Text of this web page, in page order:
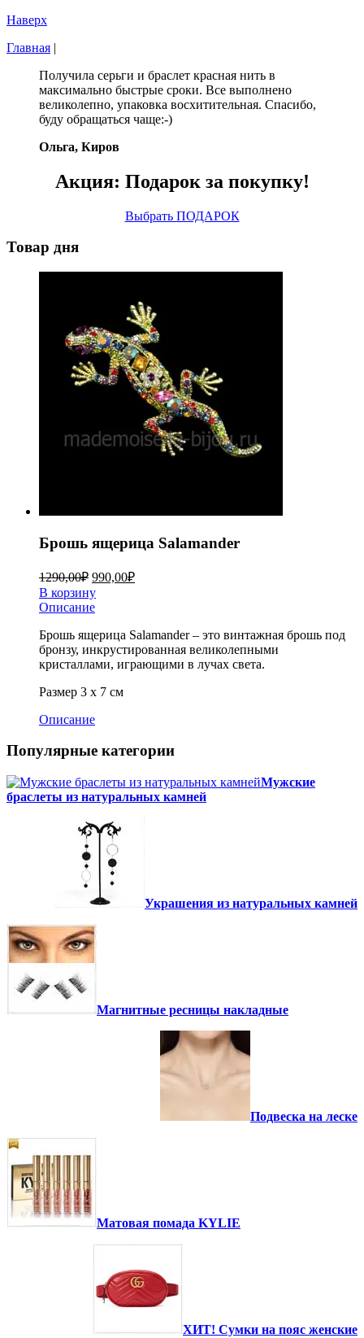
Наверх
Главная |
Получила серьги и браслет красная нить в
максимально быстрые сроки. Все выполнено
великолепно, упаковка восхитительная. Спасибо,
буду обращаться чаще:-)
Ольга, Киров
Акция: Подарок за покупку!
Выбрать ПОДАРОК
Товар дня
Брошь ящерица Salamander
1290,00₽ 990,00₽
В корзину
Описание
Брошь ящерица Salamander – это винтажная брошь под
бронзу, инкрустированная великолепными
кристаллами, играющими в лучах света.
Размер 3 х 7 см
Описание
Популярные категории
Мужские
браслеты из натуральных камней
Украшения из натуральных камней
Магнитные ресницы накладные
Подвеска на леске
Матовая помада KYLIE
ХИТ! Сумки на пояс женские